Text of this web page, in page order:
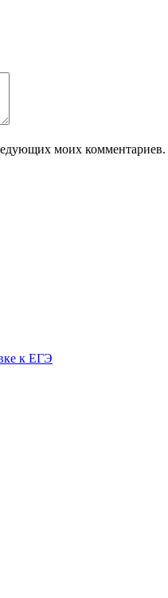
моих комментариев.
к ЕГЭ